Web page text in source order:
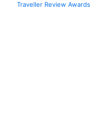
Traveller Review Awards